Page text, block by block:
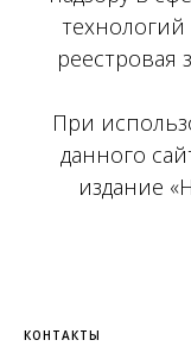
реестровая
При
данного
издание
КОНТАКТЫ